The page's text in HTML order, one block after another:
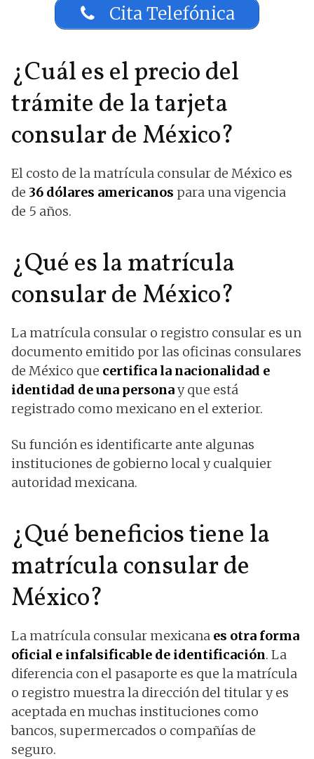
Cita Telefónica
¿Cuál es el precio del
trámite de la tarjeta
consular de México?
El costo de la matrícula consular de México es
de 36 dólares americanos para una vigencia
de 5 años.
¿Qué es la matrícula
consular de México?
La matrícula consular o registro consular es un
documento emitido por las oficinas consulares
de México que certifica la nacionalidad e
identidad de una personay que está
registrado como mexicano en el exterior.
Su función es identificarte ante algunas
instituciones de gobierno local y cualquier
autoridad mexicana.
¿Qué beneficios tiene la
matrícula consular de
México?
La matrícula consular mexicana es otra forma
oficial e infalsificable de identificación. La
diferencia con el pasaporte es que la matrícula
o registro muestra la dirección del titular y es
aceptada en muchas instituciones como
bancos, supermercados o compañías de
seguro.